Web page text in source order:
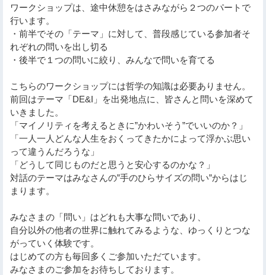
ワークショップは、途中休憩をはさみながら２つのパートで
行います。
・前半でその「テーマ」に対して、普段感じている参加者そ
れぞれの問いを出し切る
・後半で１つの問いに絞り、みんなで問いを育てる
こちらのワークショップには哲学の知識は必要ありません。
前回はテーマ「DE&I」を出発地点に、皆さんと問いを深めて
いきました。
「マイノリティを考えるときに”かわいそう”でいいのか？」
「一人一人どんな人生をおくってきたかによって浮かぶ思い
って違うんだろうな」
「どうして同じものだと思うと安心するのかな？」
対話のテーマはみなさんの”手のひらサイズの問い”からはじ
まります。
みなさまの「問い」はどれも大事な問いであり、
自分以外の他者の世界に触れてみるような、ゆっくりとつな
がっていく体験です。
はじめての方も毎回多くご参加いただています。
みなさまのご参加をお待ちしております。